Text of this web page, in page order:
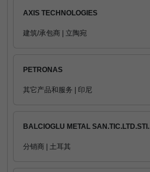
AXIS TECHNOLOGIES
建筑/承包商 | 立陶宛
PETRONAS
其它产品和服务 | 印尼
BALCIOGLU METAL SAN.TIC.LTD.STI.
分销商 | 土耳其